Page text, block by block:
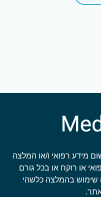
מידע רפואי ו/או המלצה
או רוקח או בכל גורם
שימוש בהמלצה כלשהי